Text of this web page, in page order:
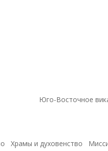
Юго-Восточное
Храмы и духовенство